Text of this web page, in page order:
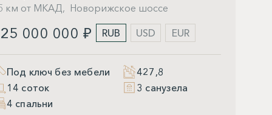
км от МКАД, Новорижское шоссе
000 000 ₽ RUB USD EUR
Под ключ без мебели
14 соток
4 спальни
427,8
3 санузела